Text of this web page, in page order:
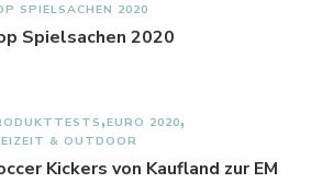
SPIELSACHEN 2020
Spielsachen 2020
EURO 2020
& OUTDOOR
Kickers von Kaufland zur EM